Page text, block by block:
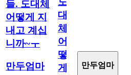
들. 도대체
어떻게 지
내고 계십
니까~ㅜ
만두엄마
대
체
어
떻
게
만두엄마